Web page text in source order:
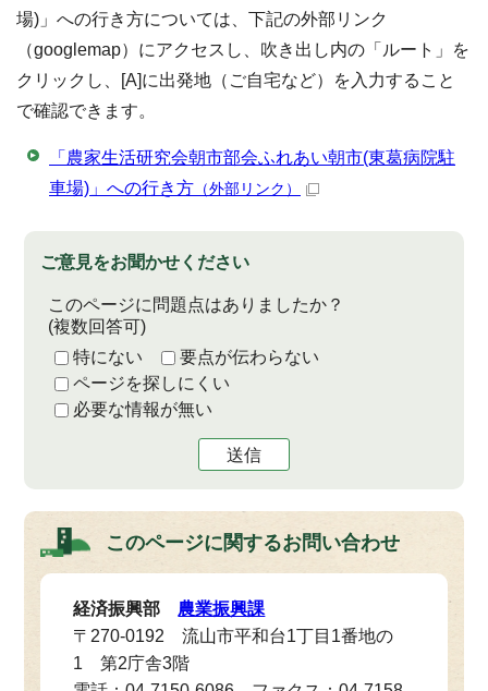
場)」への行き方については、下記の外部リンク
（googlemap）にアクセスし、吹き出し内の「ルート」を
クリックし、[A]に出発地（ご自宅など）を入力すること
で確認できます。
「農家生活研究会朝市部会ふれあい朝市(東葛病院駐
車場)」への行き方 （外部リンク）
ご意見をお聞かせください
このページに問題点はありましたか？
(複数回答可)
特にない
要点が伝わらない
ページを探しにくい
必要な情報が無い
送信
このページに関するお問い合わせ
経済振興部 農業振興課
〒270-0192 流山市平和台1丁目1番地の
1 第2庁舎3階